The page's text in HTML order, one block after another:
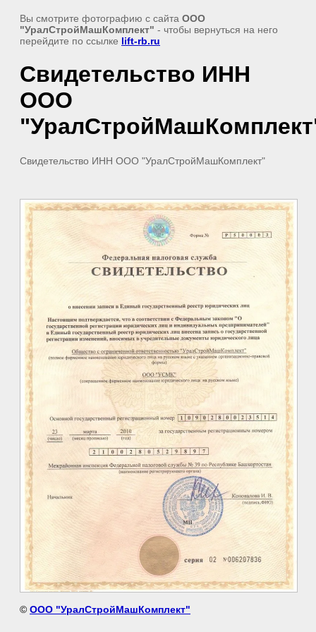
Вы смотрите фотографию с сайта ООО
"УралСтройМашКомплект" - чтобы вернуться на него
перейдите по ссылке lift-rb.ru
Свидетельство ИНН
ООО
Свидетельство ИНН ООО "УралСтройМашКомплект"
© ООО "УралСтройМашКомплект"